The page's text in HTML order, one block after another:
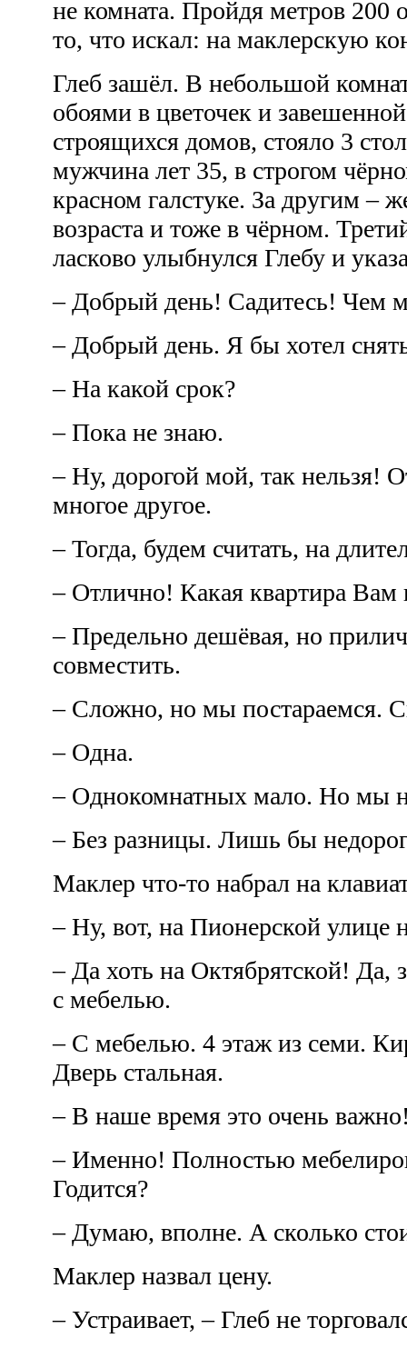
не комната. Пройдя метров 200
то, что искал: на маклерскую
Глеб зашёл. В небольшой
обоями в цветочек и
строящихся домов, стояло 3
мужчина лет 35, в строгом
красном галстуке. За другим –
возраста и тоже в чёрном.
ласково улыбнулся Глебу и
– Добрый день! Садитесь! Чем
– Добрый день. Я бы хотел
– На какой срок?
– Пока не знаю.
– Ну, дорогой мой, так нельзя!
многое другое.
– Тогда, будем считать, на
– Отлично! Какая квартира
– Предельно дешёвая, но
совместить.
– Сложно, но мы постараемся.
– Одна.
– Однокомнатных мало. Но мы
– Без разницы. Лишь бы
Маклер что-то набрал на
– Ну, вот, на Пионерской улице
– Да хоть на Октябрятской! Да,
с мебелью.
– С мебелью. 4 этаж из семи.
Дверь стальная.
– В наше время это очень
– Именно! Полностью
Годится?
– Думаю, вполне. А сколько
Маклер назвал цену.
– Устраивает, – Глеб не